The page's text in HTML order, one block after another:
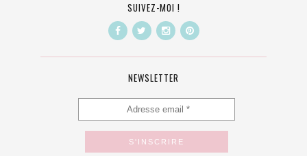
SUIVEZ-MOI !
NEWSLETTER